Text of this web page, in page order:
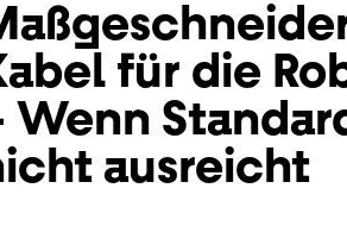
für die
Wenn
ausreicht